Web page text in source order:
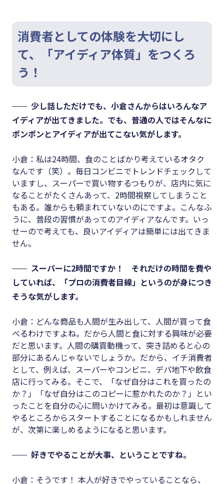
消費者としての体験を大切にし
て、「アイディア体質」をつくろ
う！
少し話しただけでも、小倉さんからはいろんなア
イディアが出てきました。でも、普通の人ではそんなに
ポンポンとアイディアが出てこない気がします。
小倉：私は24時間、食のことばかり考えているオタク
なんです（笑）。毎日コンビニでトレンドチェックして
いますし、スーパーで買い物するつもりが、店内に気に
なることがたくさんあって、2時間視察してしまうこと
もある。誰からも頼まれていないのにですよ。こんなふ
うに、普段の習慣があってのアイディアなんです。いっ
せーので考えても、良いアイディアは簡単には出てきま
せん。
スーパーに2時間ですか！ それだけの時間を費や
していれば、「プロの消費者目線」というのが身につき
そうな気がします。
小倉：どんな商品も人間が生み出して、人間が買って食
べるわけですよね。だから人間と食に対する興味が必要
だと思います。人間の購買動機って、突き詰めると心の
部分にあるんじゃないでしょうか。だから、イチ消費者
として、例えば、スーパーやコンビニ、デパ地下や飲食
店に行ってみる。そこで、「なぜ自分はこれを買ったの
か？」「なぜ自分はこのコピーに惹かれたのか？」とい
ったことを自分の心に問いかけてみる。最初は意識して
やるところからスタートすることになるかもしれません
が、次第に楽しめるようになると思います。
好きでやることが大事、ということですね。
小倉：そうです！ 本人が好きでやっていることなら、